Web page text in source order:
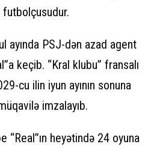
ayında PSJ-dən azad agent
keçib. “Kral klubu” fransalı
cu ilin iyun ayının sonuna
imzalayıb.
“Real”ın heyətində 24 oyuna